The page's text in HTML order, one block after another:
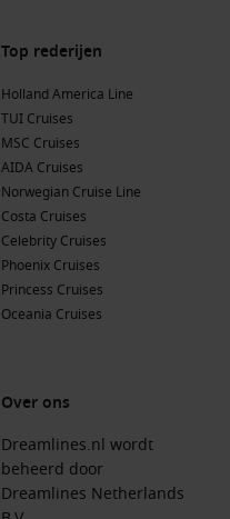
Top rederijen
Holland America Line
TUI Cruises
MSC Cruises
AIDA Cruises
Norwegian Cruise Line
Costa Cruises
Celebrity Cruises
Phoenix Cruises
Princess Cruises
Oceania Cruises
Over ons
Dreamlines.nl wordt
beheerd door
Dreamlines Netherlands